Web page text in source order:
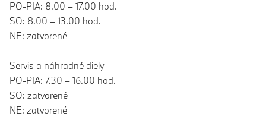
PO-PIA: 8.00 – 17.00 hod.
SO: 8.00 – 13.00 hod.
NE: zatvorené
Servis a náhradné diely
PO-PIA: 7.30 – 16.00 hod.
SO: zatvorené
NE: zatvorené